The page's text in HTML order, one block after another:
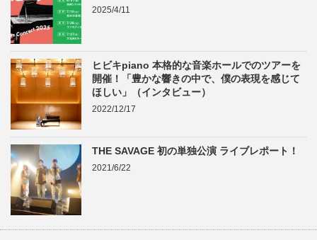
2025/4/11
ヒビキpiano 本格的な音楽ホールでのツアーを
開催！「豊かな響きの中で、僕の表現を感じて
ほしい」（インタビュー）
2022/12/17
THE SAVAGE 初の単独公演 ライブレポート！
2021/6/22